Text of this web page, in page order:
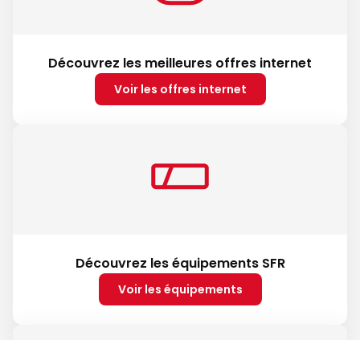
Découvrez les meilleures offres internet
Voir les offres internet
Découvrez les équipements SFR
Voir les équipements